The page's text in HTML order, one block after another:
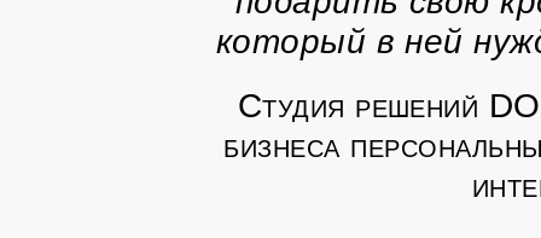
который в ней
Студия решений
бизнеса